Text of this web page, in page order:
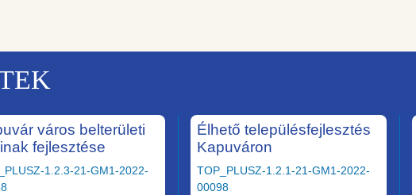
város belterületi
fejlesztése
1.2.3-21-GM1-2022-
Élhető településfejlesztés
Kapuváron
TOP_PLUSZ-1.2.1-21-GM1-2022-
00098